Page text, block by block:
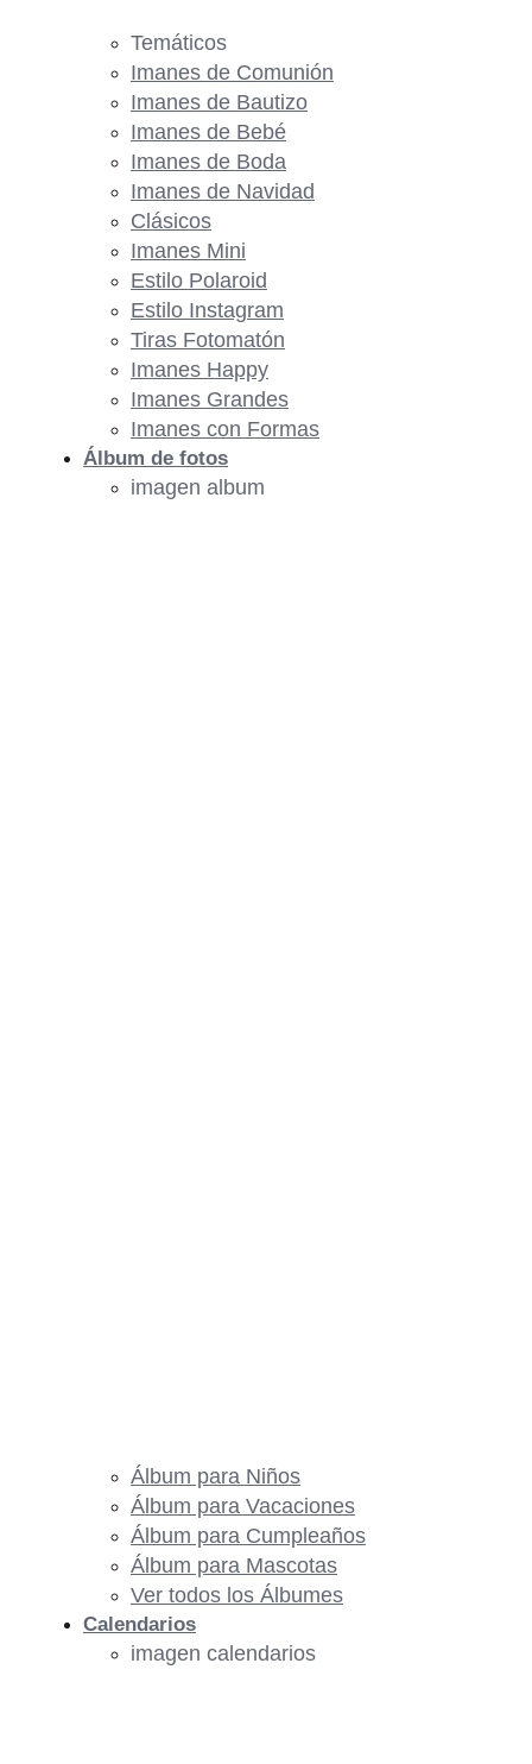
Temáticos
Imanes de Comunión
Imanes de Bautizo
Imanes de Bebé
Imanes de Boda
Imanes de Navidad
Clásicos
Imanes Mini
Estilo Polaroid
Estilo Instagram
Tiras Fotomatón
Imanes Happy
Imanes Grandes
Imanes con Formas
Álbum de fotos
imagen album
Álbum para Niños
Álbum para Vacaciones
Álbum para Cumpleaños
Álbum para Mascotas
Ver todos los Álbumes
Calendarios
imagen calendarios